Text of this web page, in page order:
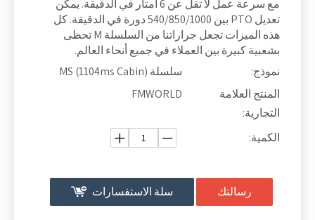
مع سرعة عمل لا تقل عن 6 أمتار في الدقيقة. يمكن
تعديل PTO بين 540/850/1000 دورة في الدقيقة. كل
هذه الميزات تجعل جراراتنا من السلسلة M تحظى
بشعبية كبيرة بين العملاء في جميع أنحاء العالم.
نموذج:
سلسلة MS (1104ms Cabin)
المنتج العلامة
التجارية:
FMWORLD
الكمية:
رسالتك سلة الاستفسارات